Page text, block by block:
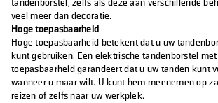
tandenborstel, zelfs als deze aan verschillende
veel meer dan decoratie.
Hoge toepasbaarheid
Hoge toepasbaarheid betekent dat u uw
kunt gebruiken. Een elektrische tandenborstel
toepasbaarheid garandeert dat u uw tanden kunt
wanneer u maar wilt. U kunt hem meenemen op
reizen of zelfs naar uw werkplek.